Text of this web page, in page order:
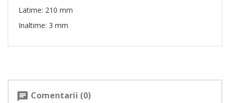
Latime: 210 mm
Inaltime: 3 mm
chat Comentarii (0)